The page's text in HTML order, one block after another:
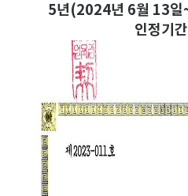
5년(2024년 6월 13
인정기